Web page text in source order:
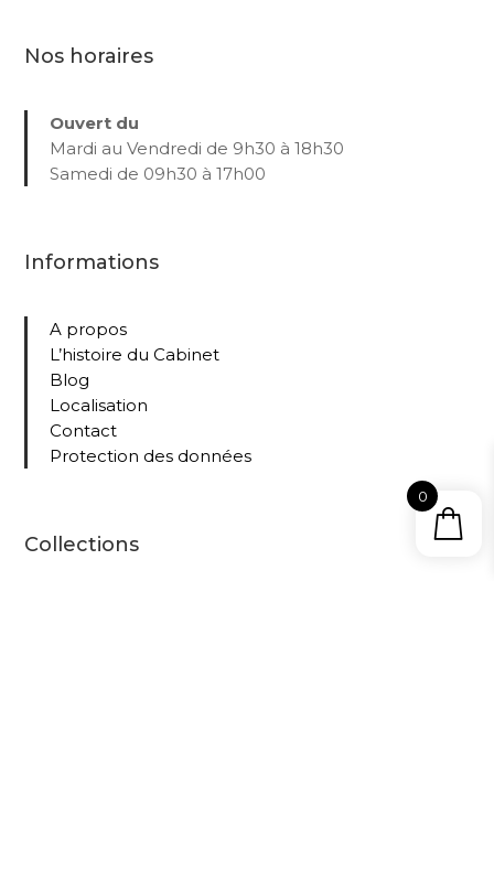
Nos horaires
Ouvert du
Mardi au Vendredi de 9h30 à 18h30
Samedi de 09h30 à 17h00
Informations
A propos
L’histoire du Cabinet
Blog
Localisation
Contact
Protection des données
Collections
0